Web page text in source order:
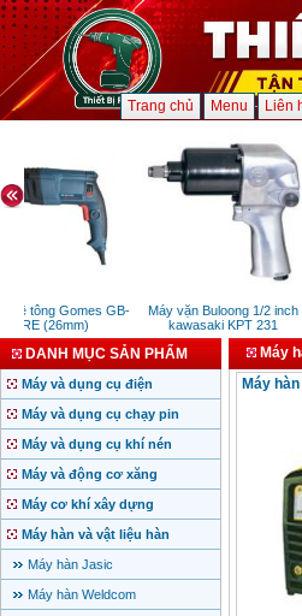
Trang chủ Menu Liên
bê tông Gomes GB-
(26mm)
Máy vặn Buloong 1/2 inch
kawasaki KPT 231
DANH MỤC SẢN PHẨM
Máy và dụng cụ điện
Máy và dụng cụ chạy pin
Máy và dụng cụ khí nén
Máy và động cơ xăng
Máy cơ khí xây dựng
Máy hàn và vật liệu hàn
Máy hàn Jasic
Máy hàn Weldcom
Máy
Máy